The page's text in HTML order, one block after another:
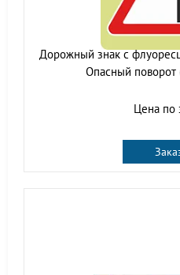
Дорожный знак с
Опасный
Цена по